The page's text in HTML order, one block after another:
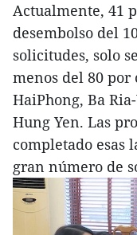
Actualmente, 41
desembolso del
solicitudes, solo
menos del 80 por
HaiPhong, Ba
Hung Yen. Las
completado esas
gran número de